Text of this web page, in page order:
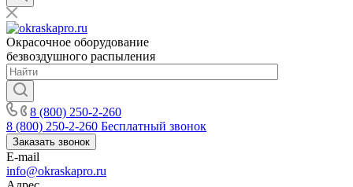
Окрасочное оборудование
безвоздушного распыления
8 (800) 250-2-260
8 (800) 250-2-260 Бесплатный звонок
Заказать звонок
E-mail
info@okraskapro.ru